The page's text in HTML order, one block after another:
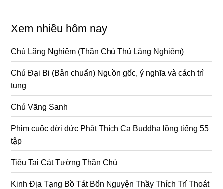
Xem nhiều hôm nay
Chú Lăng Nghiêm (Thần Chú Thủ Lăng Nghiêm)
Chú Đại Bi (Bản chuẩn) Nguồn gốc, ý nghĩa và cách trì
tụng
Chú Vãng Sanh
Phim cuộc đời đức Phật Thích Ca Buddha lồng tiếng 55
tập
Tiêu Tai Cát Tường Thần Chú
Kinh Địa Tạng Bồ Tát Bổn Nguyện Thầy Thích Trí Thoát